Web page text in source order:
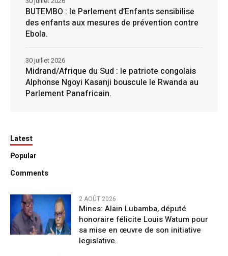
BUTEMBO : le Parlement d’Enfants sensibilise
des enfants aux mesures de prévention contre
Ebola.
Midrand/Afrique du Sud : le patriote congolais
Alphonse Ngoyi Kasanji bouscule le Rwanda au
Parlement Panafricain.
30 juillet 2026
Latest
Popular
Comments
2 AOÛT 2026
Mines: Alain Lubamba, député
honoraire félicite Louis Watum pour
sa mise en œuvre de son initiative
legislative.